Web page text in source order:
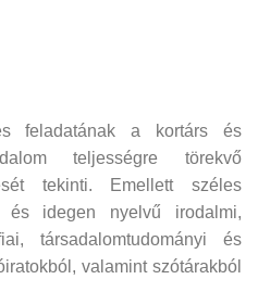
feladatának a kortárs és
teljességre törekvő
tekinti. Emellett széles
és idegen nyelvű irodalmi,
társadalomtudományi és
valamint szótárakból